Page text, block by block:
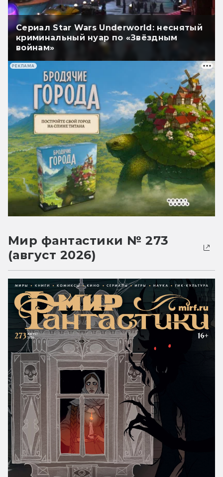
Сериал Star Wars Underworld: неснятый
криминальный нуар по «Звёздным
войнам»
РЕКЛАМА
Мир фантастики № 273
(август 2026)